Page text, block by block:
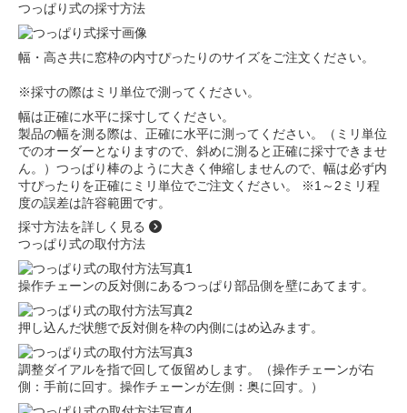
つっぱり式の採寸方法
幅・高さ共に窓枠の内寸ぴったりのサイズをご注文ください。
※採寸の際はミリ単位で測ってください。
幅は正確に水平に採寸してください。
製品の幅を測る際は、正確に水平に測ってください。（ミリ単位
でのオーダーとなりますので、斜めに測ると正確に採寸できませ
ん。）つっぱり棒のように大きく伸縮しませんので、幅は必ず内
寸ぴったりを正確にミリ単位でご注文ください。 ※1～2ミリ程
度の誤差は許容範囲です。
採寸方法を詳しく見る
つっぱり式の取付方法
操作チェーンの反対側にあるつっぱり部品側を壁にあてます。
押し込んだ状態で反対側を枠の内側にはめ込みます。
調整ダイアルを指で回して仮留めします。（操作チェーンが右
側：手前に回す。操作チェーンが左側：奥に回す。）